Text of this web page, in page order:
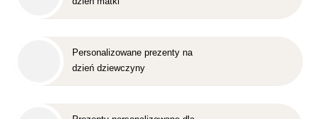
Personalizowane prezenty na
dzień dziewczyny